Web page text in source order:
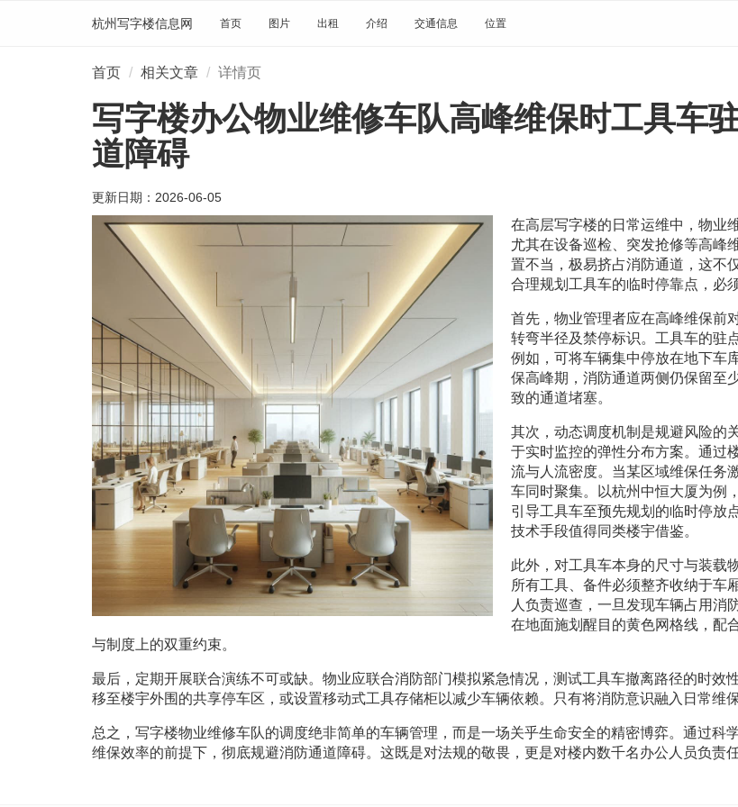
杭州写字楼信息网 首页 图片 出租 介绍 交通信息 位置
首页 相关文章 详情页
写字楼办公物业维修车队高峰维保时工具车
道障碍
更新日期： 2026-06-05
在高层写字楼的日常运维中，物业
尤其在设备巡检、突发抢修等高峰
置不当，极易挤占消防通道，这不
合理规划工具车的临时停靠点，必
首先，物业管理者应在高峰维保前
转弯半径及禁停标识。工具车的驻
例如，可将车辆集中停放在地下车
保高峰期，消防通道两侧仍保留至
致的通道堵塞。
其次，动态调度机制是规避风险的
于实时监控的弹性分布方案。通过
流与人流密度。当某区域维保任务
车同时聚集。以杭州中恒大厦为例
引导工具车至预先规划的临时停放
技术手段值得同类楼宇借鉴。
此外，对工具车本身的尺寸与装载
所有工具、备件必须整齐收纳于车
人负责巡查，一旦发现车辆占用消
在地面施划醒目的黄色网格线，配
与制度上的双重约束。
最后，定期开展联合演练不可或缺。物业应联合消防部门模拟紧急情况，测试工具车撤离路径的时
移至楼宇外围的共享停车区，或设置移动式工具存储柜以减少车辆依赖。只有将消防意识融入日常维
总之，写字楼物业维修车队的调度绝非简单的车辆管理，而是一场关乎生命安全的精密博弈。通过科
维保效率的前提下，彻底规避消防通道障碍。这既是对法规的敬畏，更是对楼内数千名办公人员负责任